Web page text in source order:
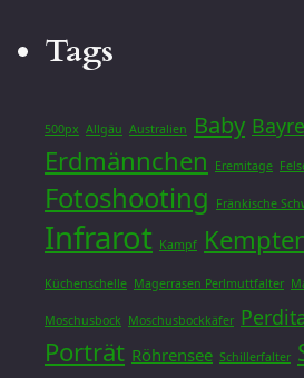
Tags
500px Allgäu Australien Baby
Erdmännchen Eremitage
Fotoshooting Fränkische
Infrarot Kampf
Küchenschelle Magerrasen Perlmuttfalter
Moschusbock Moschusbockkäfer
Porträt Röhrensee Schillerfalter